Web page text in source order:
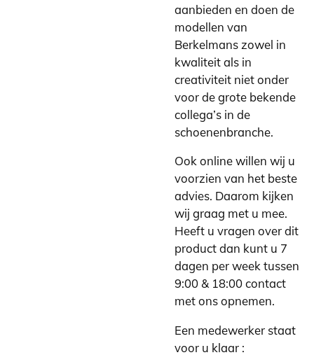
aanbieden en doen de
modellen van
Berkelmans zowel in
kwaliteit als in
creativiteit niet onder
voor de grote bekende
collega’s in de
schoenenbranche.
Ook online willen wij u
voorzien van het beste
advies. Daarom kijken
wij graag met u mee.
Heeft u vragen over dit
product dan kunt u 7
dagen per week tussen
9:00 & 18:00 contact
met ons opnemen.
Een medewerker staat
voor u klaar :